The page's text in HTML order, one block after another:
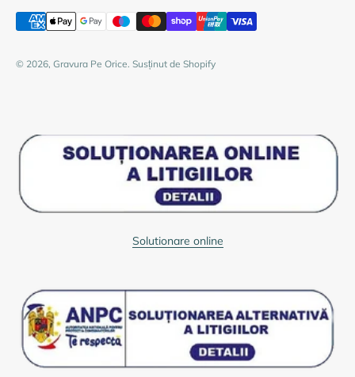
© 2026, Gravura Pe Orice. Susținut de Shopify
Solutionare online